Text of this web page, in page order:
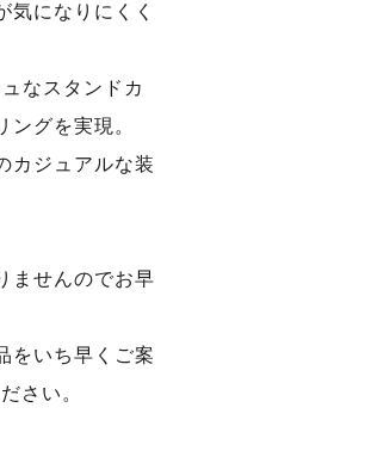
気になりにくく
なスタンドカ
グを実現。
カジュアルな装
ませんのでお早
をいち早くご案
さい。